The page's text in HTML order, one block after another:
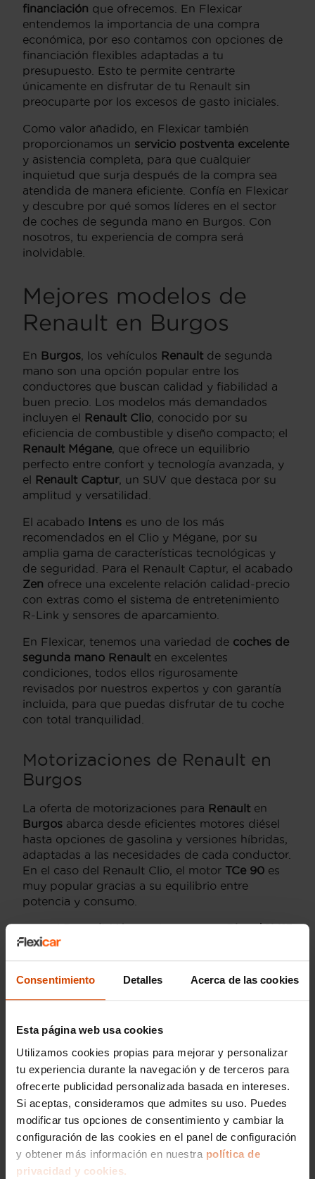
Consentimiento Detalles Acerca de las cookies
Esta página web usa cookies
Utilizamos cookies propias para mejorar y personalizar
tu experiencia durante la navegación y de terceros para
ofrecerte publicidad personalizada basada en intereses.
Si aceptas, consideramos que admites su uso. Puedes
modificar tus opciones de consentimiento y cambiar la
configuración de las cookies en el panel de configuración
y obtener más información en nuestra política de
privacidad y cookies.
financiación que ofrecemos. En Flexicar
entendemos la importancia de una compra
económica, por eso contamos con opciones de
financiación flexibles adaptadas a tu
presupuesto. Esto te permite centrarte
únicamente en disfrutar de tu Renault sin
preocuparte por los excesos de gasto iniciales.
Como valor añadido, en Flexicar también
proporcionamos un servicio postventa excelente
y asistencia completa, para que cualquier
inquietud que surja después de la compra sea
atendida de manera eficiente. Confía en Flexicar
y descubre por qué somos líderes en el sector
de coches de segunda mano en Burgos. Con
nosotros, tu experiencia de compra será
inolvidable.
Mejores modelos de
Renault en Burgos
En Burgos, los vehículos Renault de segunda
mano son una opción popular entre los
conductores que buscan calidad y fiabilidad a
buen precio. Los modelos más demandados
incluyen el Renault Clio, conocido por su
eficiencia de combustible y diseño compacto; el
Renault Mégane, que ofrece un equilibrio
perfecto entre confort y tecnología avanzada, y
el Renault Captur, un SUV que destaca por su
amplitud y versatilidad.
El acabado Intens es uno de los más
recomendados en el Clio y Mégane, por su
amplia gama de características tecnológicas y
de seguridad. Para el Renault Captur, el acabado
Zen ofrece una excelente relación calidad-precio
con extras como el sistema de entretenimiento
R-Link y sensores de aparcamiento.
En Flexicar, tenemos una variedad de coches de
segunda mano Renault en excelentes
condiciones, todos ellos rigurosamente
revisados por nuestros expertos y con garantía
incluida, para que puedas disfrutar de tu coche
con total tranquilidad.
Motorizaciones de Renault en
Burgos
La oferta de motorizaciones para Renault en
Burgos abarca desde eficientes motores diésel
hasta opciones de gasolina y versiones híbridas,
adaptadas a las necesidades de cada conductor.
En el caso del Renault Clio, el motor TCe 90 es
muy popular gracias a su equilibrio entre
potencia y consumo.
Para elRenault Mégane, los motoresBlue dCi 115
diésel son muy buscados por aquellos que
realizan desplazamientos largos, debido a su
eficiencia y rendimiento en carretera. Además,
ElRenault Capturcuenta con la opción híbrida
E-Tech, que combina un motor de combustión
eficiente con una batería eléctrica, ideal para la
conducción urbana. Este tipo de motorización
proporciona una experiencia de conducción
suave y económica, reduciendo tanto el
consumo como las emisiones.
En Flexicar, te ofrecemos una selección
inmejorable deRenault de segunda mano